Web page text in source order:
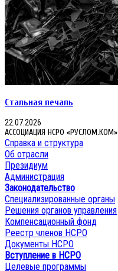
Стальная печаль
22.07.2026
АССОЦИАЦИЯ НСРО «РУСЛОМ.КОМ»
Справка и структура
Об отрасли
Президиум
Администрация
Законодательство
Специализированные органы
Решения органов управления
Компенсационный фонд
Реестр членов НСРО
Документы НСРО
Вступление в НСРО
Целевые программы